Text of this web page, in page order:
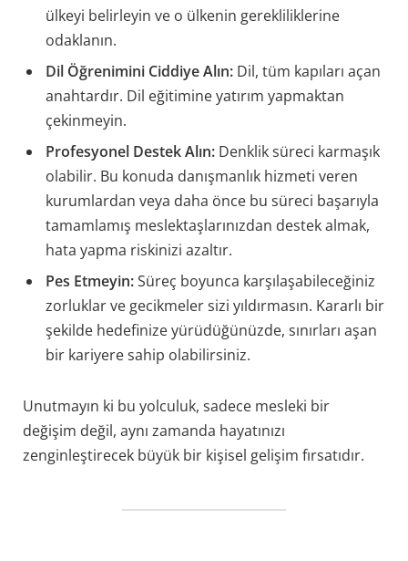
ülkeyi belirleyin ve o ülkenin gerekliliklerine
odaklanın.
Dil Öğrenimini Ciddiye Alın: Dil, tüm kapıları açan
anahtardır. Dil eğitimine yatırım yapmaktan
çekinmeyin.
Profesyonel Destek Alın: Denklik süreci karmaşık
olabilir. Bu konuda danışmanlık hizmeti veren
kurumlardan veya daha önce bu süreci başarıyla
tamamlamış meslektaşlarınızdan destek almak,
hata yapma riskinizi azaltır.
Pes Etmeyin:Süreç boyunca karşılaşabileceğiniz
zorluklar ve gecikmeler sizi yıldırmasın. Kararlı bir
şekilde hedefinize yürüdüğünüzde, sınırları aşan
bir kariyere sahip olabilirsiniz.
Unutmayın ki bu yolculuk, sadece mesleki bir
değişim değil, aynı zamanda hayatınızı
zenginleştirecek büyük bir kişisel gelişim fırsatıdır.